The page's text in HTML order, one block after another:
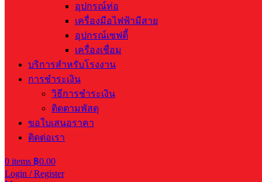
อุปกรณ์ท่อ
เครื่องมือไฟฟ้ามีสาย
อุปกรณ์เซฟตี้
เครื่องเชื่อม
บริการสำหรับโรงงาน
การชำระเงิน
วิธีการชำระเงิน
ติดตามพัสดุ
ขอใบเสนอราคา
ติดต่อเรา
0 items ฿0.00
Login / Register